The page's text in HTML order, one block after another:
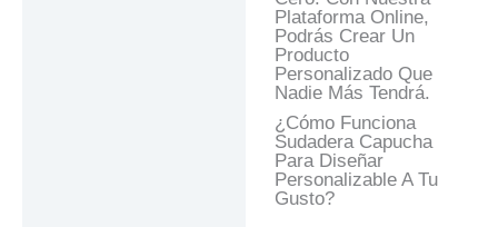
Plataforma Online,
Podrás Crear Un
Producto
Personalizado Que
Nadie Más Tendrá.
¿Cómo Funciona
Sudadera Capucha
Para Diseñar
Personalizable A Tu
Gusto?